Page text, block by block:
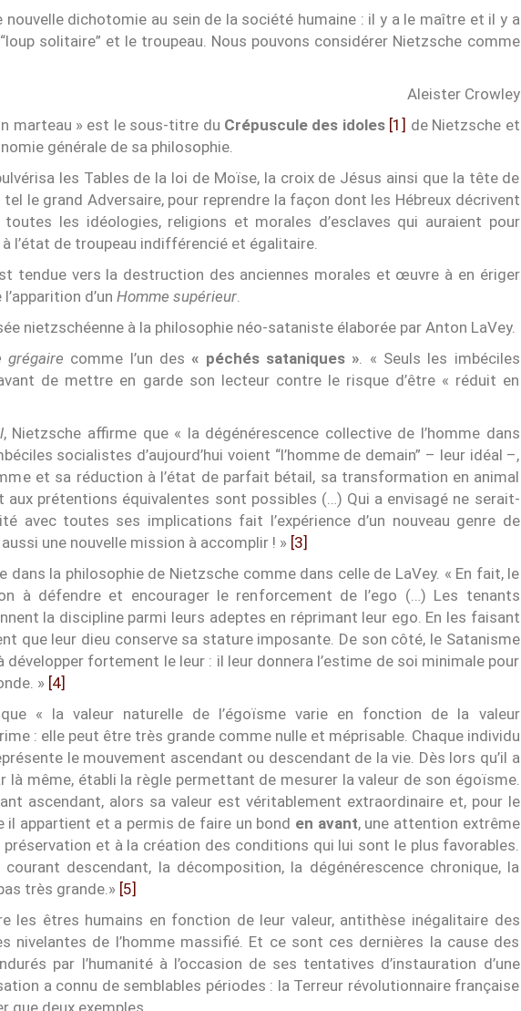
nouvelle dichotomie au sein de la société humaine : il y a le maître et il y a
solitaire” et le troupeau. Nous pouvons considérer Nietzsche comme
Aleister Crowley
marteau » est le sous-titre du Crépuscule des idoles [1] de Nietzsche et
générale de sa philosophie.
les Tables de la loi de Moïse, la croix de Jésus ainsi que la tête de
le grand Adversaire, pour reprendre la façon dont les Hébreux décrivent
les idéologies, religions et morales d’esclaves qui auraient pour
l’état de troupeau indifférencié et égalitaire.
tendue vers la destruction des anciennes morales et œuvre à en ériger
d’un Homme supérieur.
nietzschéenne à la philosophie néo-sataniste élaborée par Anton LaVey.
grégaire comme l’un des« péchés sataniques ». « Seuls les imbéciles
de mettre en garde son lecteur contre le risque d’être « réduit en
, Nietzsche affirme que « la dégénérescence collective de l’homme dans
socialistes d’aujourd’hui voient “l’homme de demain” – leur idéal –,
et sa réduction à l’état de parfait bétail, sa transformation en animal
prétentions équivalentes sont possibles (…) Qui a envisagé ne serait-
avec toutes ses implications fait l’expérience d’un nouveau genre de
une nouvelle mission à accomplir ! » [3]
dans la philosophie de Nietzsche comme dans celle de LaVey. « En fait, le
à défendre et encourager le renforcement de l’ego (…) Les tenants
la discipline parmi leurs adeptes en réprimant leur ego. En les faisant
que leur dieu conserve sa stature imposante. De son côté, le Satanisme
développer fortement le leur : il leur donnera l’estime de soi minimale pour
» [4]
« la valeur naturelle de l’égoïsme varie en fonction de la valeur
: elle peut être très grande comme nulle et méprisable. Chaque individu
le mouvement ascendant ou descendant de la vie. Dès lors qu’il a
là même, établi la règle permettant de mesurer la valeur de son égoïsme.
ascendant, alors sa valeur est véritablement extraordinaire et, pour le
il appartient et a permis de faire un bond en avant, une attention extrême
et à la création des conditions qui lui sont le plus favorables.
descendant, la décomposition, la dégénérescence chronique, la
très grande.» [5]
les êtres humains en fonction de leur valeur, antithèse inégalitaire des
nivelantes de l’homme massifié. Et ce sont ces dernières la cause des
par l’humanité à l’occasion de ses tentatives d’instauration d’une
a connu de semblables périodes : la Terreur révolutionnaire française